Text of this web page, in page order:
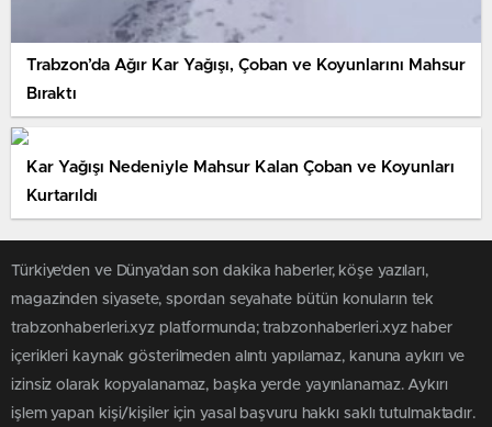
Trabzon’da Ağır Kar Yağışı, Çoban ve Koyunlarını Mahsur
Bıraktı
Kar Yağışı Nedeniyle Mahsur Kalan Çoban ve Koyunları
Kurtarıldı
Türkiye'den ve Dünya’dan son dakika haberler, köşe yazıları,
magazinden siyasete, spordan seyahate bütün konuların tek
trabzonhaberleri.xyz platformunda; trabzonhaberleri.xyz haber
içerikleri kaynak gösterilmeden alıntı yapılamaz, kanuna aykırı ve
izinsiz olarak kopyalanamaz, başka yerde yayınlanamaz. Aykırı
işlem yapan kişi/kişiler için yasal başvuru hakkı saklı tutulmaktadır.